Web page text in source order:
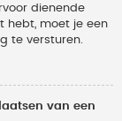
dienende
hebt, moet je een
te versturen.
van een